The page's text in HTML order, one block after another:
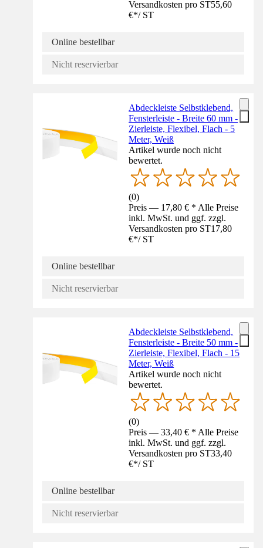
Versandkosten pro ST55,60
€*/ ST
Online bestellbar
Nicht reservierbar
Abdeckleiste Selbstklebend,
Fensterleiste - Breite 60 mm -
Zierleiste, Flexibel, Flach - 5
Meter, Weiß
Artikel wurde noch nicht
bewertet.
(0)
Preis — 17,80 € * Alle Preise
inkl. MwSt. und ggf. zzgl.
Versandkosten pro ST17,80
€*/ ST
Online bestellbar
Nicht reservierbar
Abdeckleiste Selbstklebend,
Fensterleiste - Breite 50 mm -
Zierleiste, Flexibel, Flach - 15
Meter, Weiß
Artikel wurde noch nicht
bewertet.
(0)
Preis — 33,40 € * Alle Preise
inkl. MwSt. und ggf. zzgl.
Versandkosten pro ST33,40
€*/ ST
Online bestellbar
Nicht reservierbar